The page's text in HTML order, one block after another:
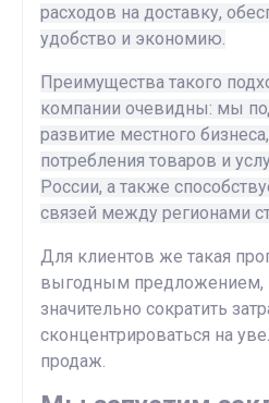
расходов на доставку,
удобство и экономию.
Преимущества такого
компании очевидны: мы
развитие местного
потребления товаров и
России, а также
связей между регионами
Для клиентов же такая
выгодным
значительно сократить
сконцентрироваться на
продаж.